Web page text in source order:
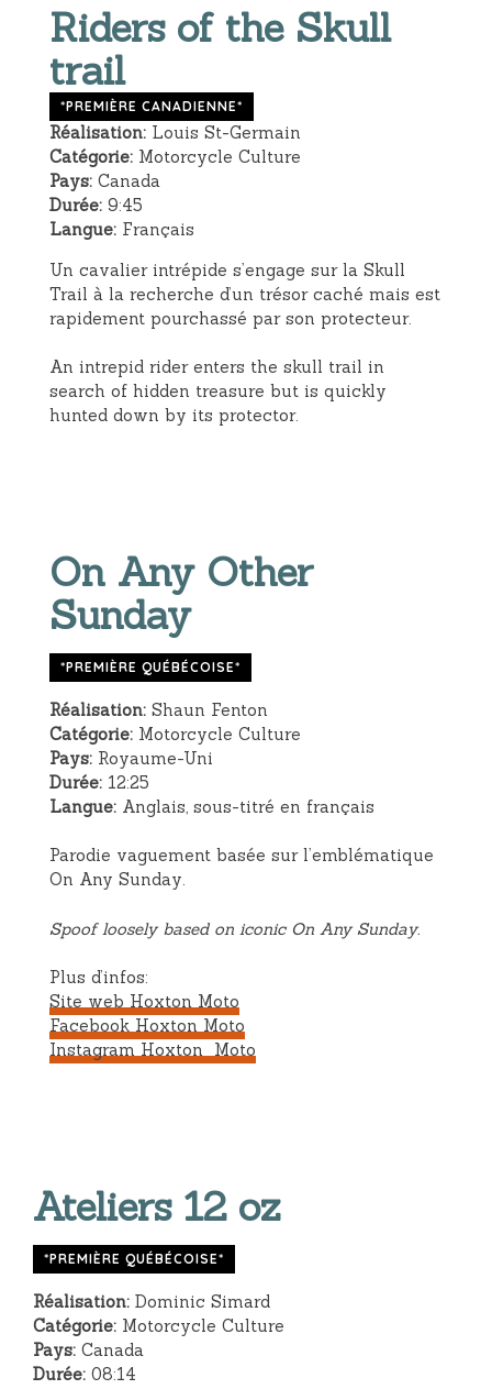
Riders of the Skull
trail
*PREMIÈRE CANADIENNE*
Réalisation: Louis St-Germain
Catégorie: Motorcycle Culture
Pays: Canada
Durée: 9:45
Langue: Français
Un cavalier intrépide s’engage sur la Skull
Trail à la recherche d’un trésor caché mais est
rapidement pourchassé par son protecteur.
An intrepid rider enters the skull trail in
search of hidden treasure but is quickly
hunted down by its protector.
On Any Other
Sunday
*PREMIÈRE QUÉBÉCOISE*
Réalisation: Shaun Fenton
Catégorie: Motorcycle Culture
Pays: Royaume-Uni
Durée: 12:25
Langue: Anglais, sous-titré en français
Parodie vaguement basée sur l’emblématique
On Any Sunday.
Spoof loosely based on iconic On Any Sunday.
Plus d’infos:
Site web Hoxton Moto
Facebook Hoxton Moto
Instagram Hoxton Moto
Ateliers 12 oz
*PREMIÈRE QUÉBÉCOISE*
Réalisation: Dominic Simard
Catégorie: Motorcycle Culture
Pays: Canada
Durée: 08:14